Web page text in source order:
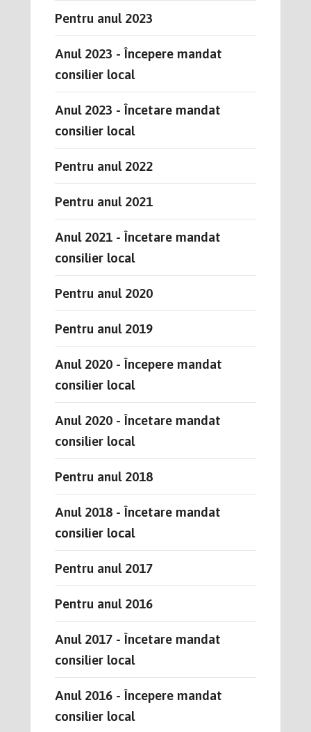
Pentru anul 2023
Anul 2023 - Începere mandat
consilier local
Anul 2023 - Încetare mandat
consilier local
Pentru anul 2022
Pentru anul 2021
Anul 2021 - Încetare mandat
consilier local
Pentru anul 2020
Pentru anul 2019
Anul 2020 - Începere mandat
consilier local
Anul 2020 - Încetare mandat
consilier local
Pentru anul 2018
Anul 2018 - Încetare mandat
consilier local
Pentru anul 2017
Pentru anul 2016
Anul 2017 - Încetare mandat
consilier local
Anul 2016 - Începere mandat
consilier local